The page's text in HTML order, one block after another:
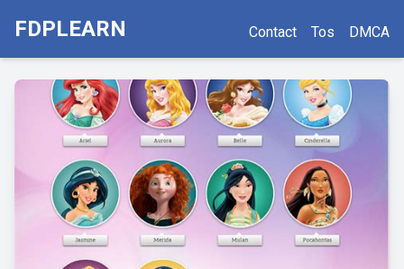
FDPLEARN Contact Tos DMCA